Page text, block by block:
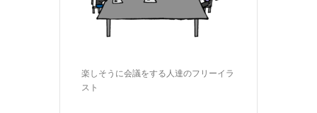
楽しそうに会議をする人達のフリーイラ
スト